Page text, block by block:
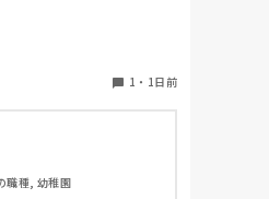
るまで何もアクショ
です。
聞く必要性さえ感じな
。
1 ・ 1日前
職種, 幼稚園